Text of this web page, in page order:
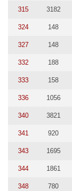
315 3182
324 148
327 148
332 188
333 158
336 1056
340 3821
341 920
343 1695
344 1861
348 780